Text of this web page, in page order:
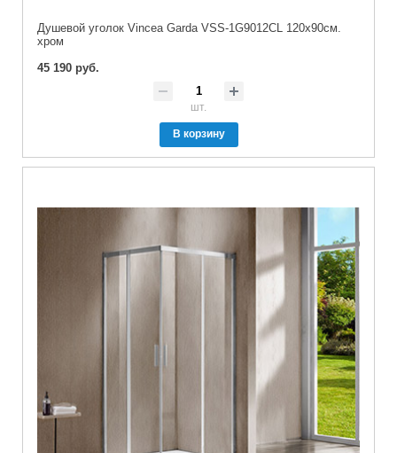
Душевой уголок Vincea Garda VSS-1G9012CL 120х90см.
хром
45 190 руб.
шт.
В корзину